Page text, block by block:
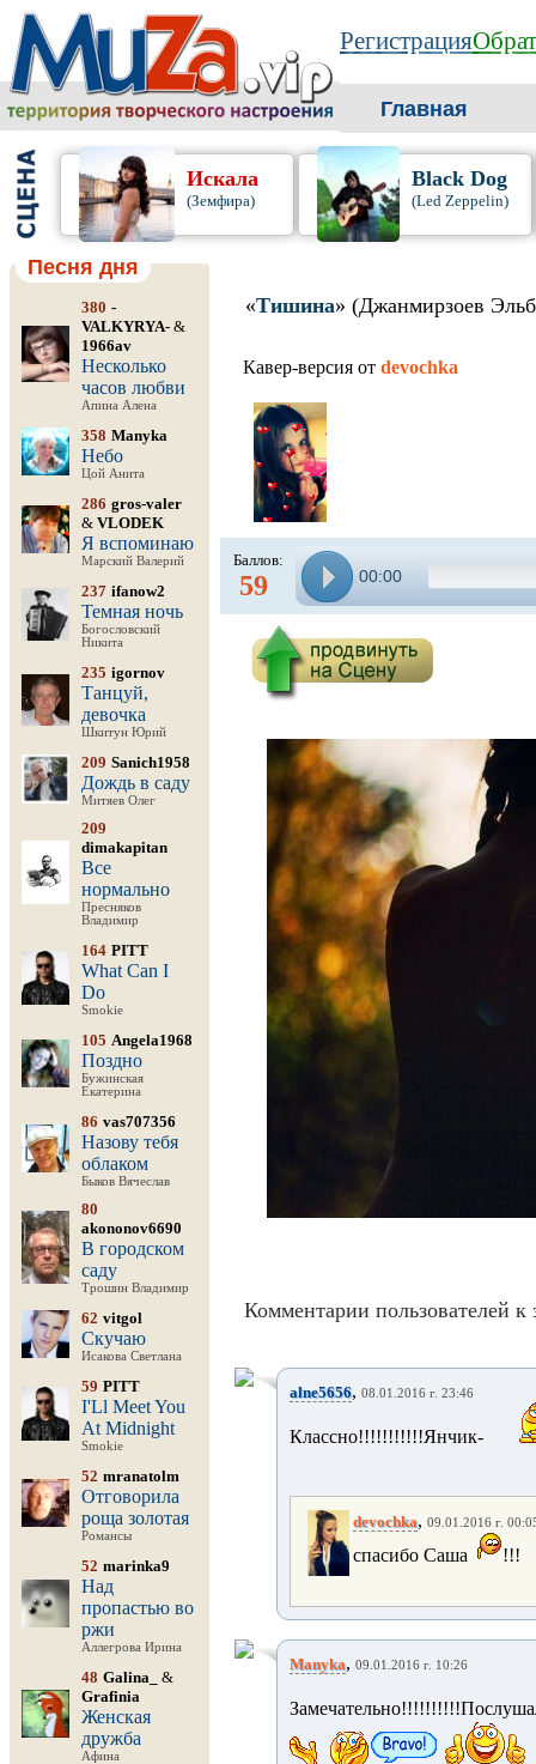
Регистрация
Главная
Искала
(Земфира)
Black Dog
(Led Zeppelin)
Песня дня
380 -
VALKYRYA- &
1966av
Несколько
часов любви
Апина Алена
358 Manyka
Небо
Цой Анита
286 gros-valer
& VLODEK
Я вспоминаю
Марский Валерий
237 ifanow2
Темная ночь
Богословский
Никита
235 igornov
Танцуй,
девочка
Шкитун Юрий
209 Sanich1958
Дождь в саду
Митяев Олег
209
dimakapitan
Все
нормально
Пресняков
Владимир
164 PITT
What Can I
Do
Smokie
105 Angela1968
Поздно
Бужинская
Екатерина
86 vas707356
Назову тебя
облаком
Быков Вячеслав
80
akononov6690
В городском
саду
Трошин Владимир
62 vitgol
Скучаю
Исакова Светлана
59 PITT
I'Ll Meet You
At Midnight
Smokie
52 mranatolm
Отговорила
роща золотая
Романсы
52 marinka9
Над
пропастью во
ржи
Аллегрова Ирина
48 Galina_
&
Grafinia
Женская
дружба
Афина
«Тишина» (Джанмирзоев
Кавер-версия от devochka
Баллов:
59 00:00
Комментарии пользователей к
alne5656, 08.01.2016 г. 23:46
Классно!!!!!!!!!!!Янчик-
devochka, 09.01.2016 г.
спасибо Саша !!!
Manyka, 09.01.2016 г. 10:26